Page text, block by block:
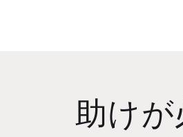
助け